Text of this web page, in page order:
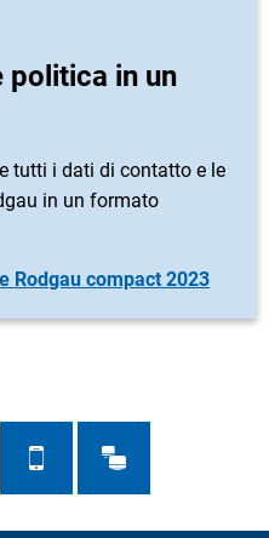
politica in un
tutti i dati di contatto e le
in un formato
Rodgau compact 2023